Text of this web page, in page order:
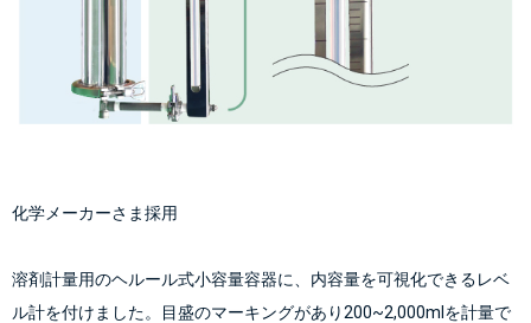
化学メーカーさま採用
溶剤計量用のヘルール式小容量容器に、内容量を可視化できるレベ
ル計を付けました。目盛のマーキングがあり200~2,000mlを計量で